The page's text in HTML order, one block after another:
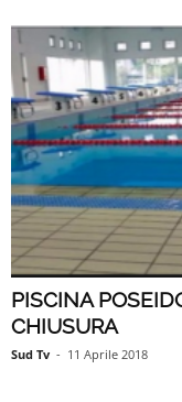
PISCINA
CHIUSURA
Sud Tv - 11 Aprile 2018